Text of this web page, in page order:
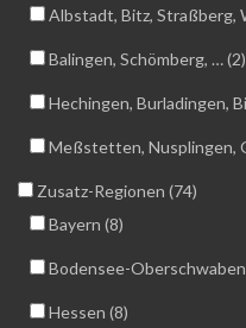
Albstadt, Bitz, Straßberg,
Balingen, Schömberg, … (2)
Hechingen, Burladingen,
Meßstetten, Nusplingen,
Zusatz-Regionen (74)
Bayern (8)
Bodensee-
Hessen (8)